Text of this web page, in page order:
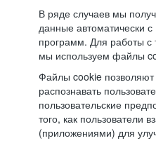
В ряде случаев мы
данные автоматически
программ. Для работы
мы используем файлы
Файлы cookie
распознавать
пользовательские
того, как пользователи
(приложениями) для